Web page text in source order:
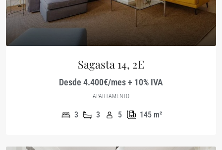
Sagasta 14, 2E
Desde 4.400€/mes + 10% IVA
APARTAMENTO
3 3 5 145 m²